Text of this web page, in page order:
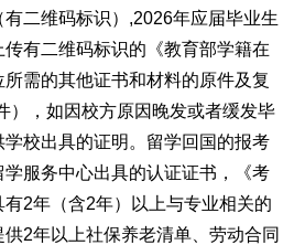
二维码标识） ,2026年应届毕业生
有二维码标识的《教育部学籍在
需的其他证书和材料的原件及复
）， 如因校方原因晚发或者缓发毕
校出具的证明 。留学回国的报考
服务中心出具的认证证书，《考
2年（含2年）以上与专业相关的
2年以上社保养老清单、劳动合同